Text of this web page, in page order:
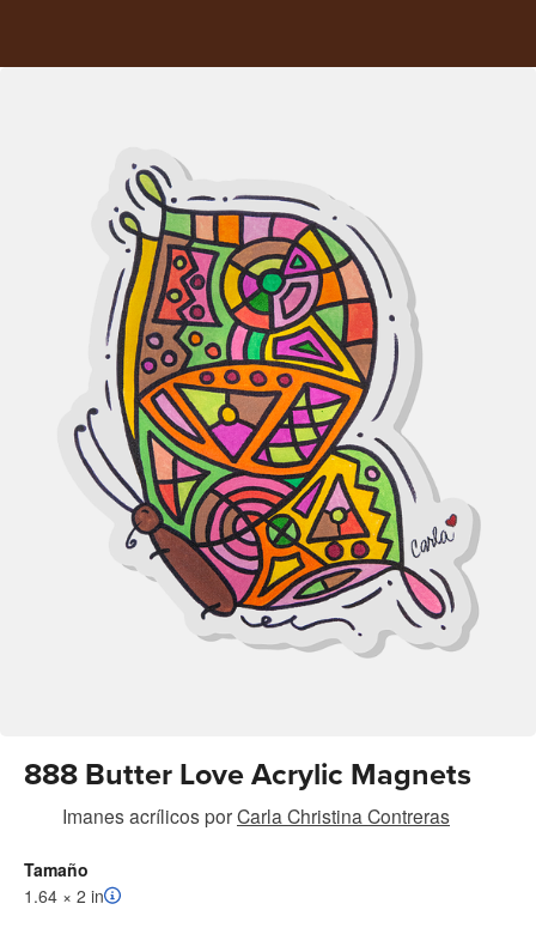
888 Butter Love Acrylic Magnets
Imanes acrílicosporCarla Christina Contreras
Tamaño
1.64 × 2 in